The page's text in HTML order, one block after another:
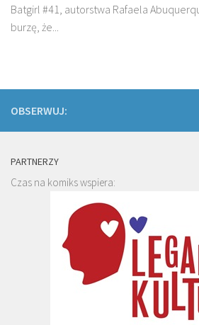
Batgirl #41, autorstwa Rafaela
burzę, że...
OBSERWUJ:
PARTNERZY
Czas na komiks wspiera: